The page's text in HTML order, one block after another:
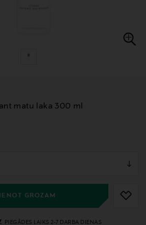
matu laka 300 ml
GROZAM
PIEGĀDES LAIKS 2-7 DARBA DIENAS